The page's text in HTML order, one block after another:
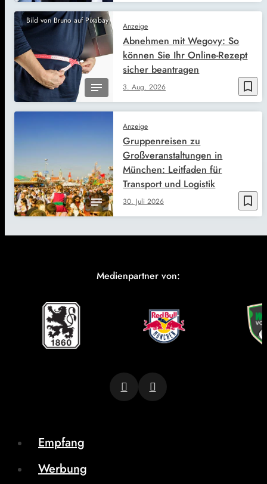
Bild von Bruno auf Pixabay
bookmark_border
Anzeige
3. Aug. 2026
Abnehmen mit Wegovy: So
können Sie Ihr Online-Rezept
sicher beantragen
bookmark_border
Anzeige
30. Juli 2026
Gruppenreisen zu
Großveranstaltungen in
München: Leitfaden für
Transport und Logistik
Medienpartner von:
Empfang
Werbung